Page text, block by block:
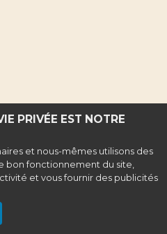
PRIVÉE EST NOTRE
et nous-mêmes utilisons des
bon fonctionnement du site,
et vous fournir des publicités